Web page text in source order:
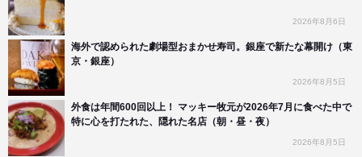
2026年8月6日
海外で認められた劇場型おまかせ寿司。銀座で新たな幕開け（東
京・銀座）
2026年8月5日
外食は年間600回以上！ マッキー牧元が2026年7月に食べた中で
特に心を打たれた、隠れた名店（朝・昼・夜）
2026年8月5日